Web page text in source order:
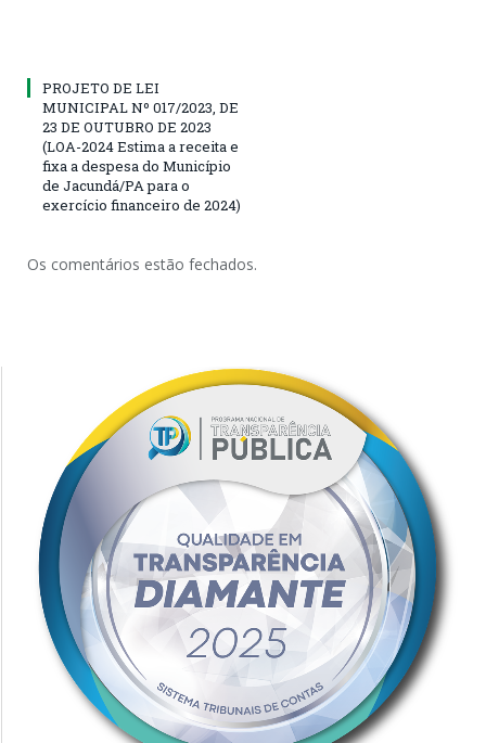
PROJETO DE LEI
MUNICIPAL Nº 017/2023, DE
23 DE OUTUBRO DE 2023
(LOA-2024 Estima a receita e
fixa a despesa do Município
de Jacundá/PA para o
exercício financeiro de 2024)
Os comentários estão fechados.